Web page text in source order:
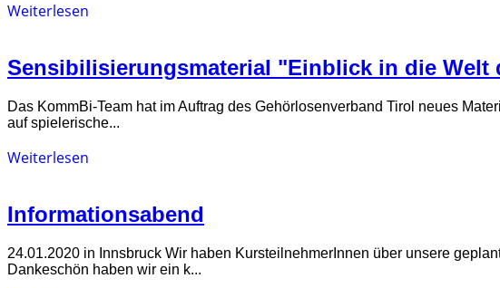
Weiterlesen
Sensibilisierungsmaterial "Einblick in die Welt
Das KommBi-Team hat im Auftrag des Gehörlosenverband Tirol neues
auf spielerische...
Weiterlesen
Informationsabend
24.01.2020 in Innsbruck Wir haben KursteilnehmerInnen über unsere
Dankeschön haben wir ein k...